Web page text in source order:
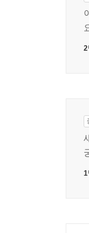
---
새
는
나
---
새
2
1